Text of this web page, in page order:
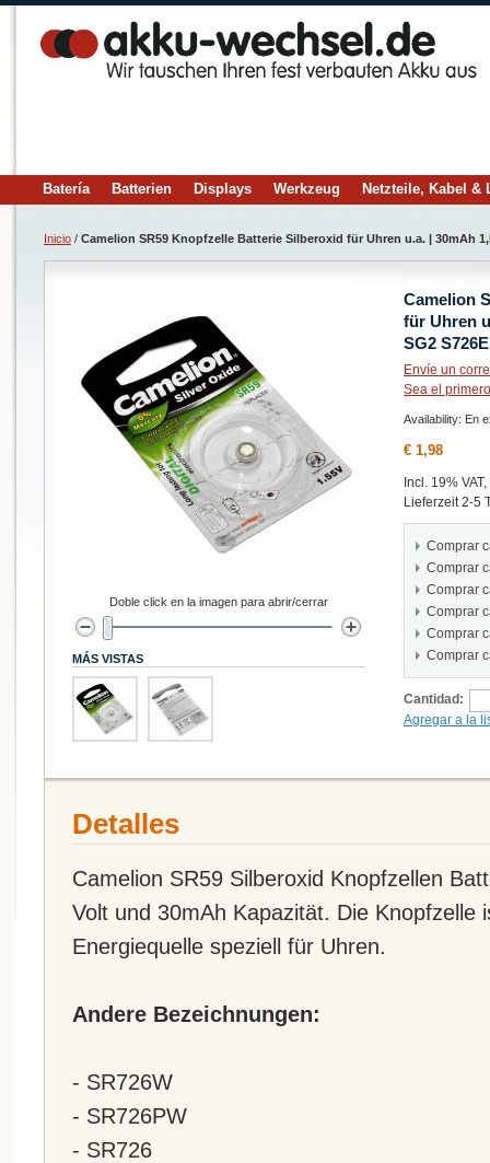
Batería Batterien Displays Werkzeug Netzteile, Kabel &
Inicio / Camelion SR59 Knopfzelle Batterie Silberoxid für Uhren u.a. | 30mAh
Camelion
für Uhren
SG2 S726E
Envíe un
Sea el
Availability: En
€ 1,98
Incl. 19%
Lieferzeit 2-5
Comprar
Comprar
Comprar
Comprar
Comprar
Comprar
Cantidad:
Agregar a la
Doble click en la imagen para abrir/cerrar
MÁS VISTAS
Detalles
Camelion SR59 Silberoxid Knopfzellen
Volt und 30mAh Kapazität. Die Knopfzelle
Energiequelle speziell für Uhren.
Andere Bezeichnungen:
- SR726W
- SR726PW
- SR726